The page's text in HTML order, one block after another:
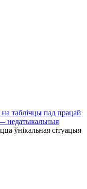
на таблічцы пад працай
недатыкальныя
ўнікальная сітуацыя